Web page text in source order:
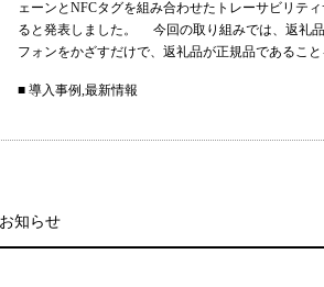
ェーンとNFCタグを組み合わせたトレーサビリテ
ると発表しました。 今回の取り組みでは、返礼
フォンをかざすだけで、返礼品が正規品であるこ
■ 導入事例,最新情報
知らせ